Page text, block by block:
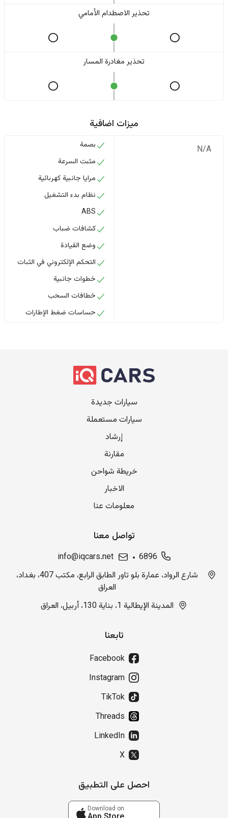
تحذير الاصطدام الأمامي
تحذير مغادرة المسار
ميزات اضافية
N/A
بصمة
مثبت السرعة
مرايا جانبية كهربائية
نظام بدء التشغيل
ABS
كشافات ضباب
وضع القيادة
التحكم الإلكتروني في الثبات
خطوات جانبية
خطافات السحب
حساسات ضغط الإطارات
سيارات جديدة
سيارات مستعملة
إرشاد
مقارنة
خريطة شواحن
الاخبار
معلومات عنا
تواصل معنا
6896
info@iqcars.net
شارع الرواد، عمارة بلو تاور الطابق الرابع، مكتب 407، بغداد،
العراق
المدينة الإيطالية 1، بناية 130، أربيل، العراق
تابعنا
Facebook
Instagram
TikTok
Threads
LinkedIn
X
احصل على التطبيق
Download on